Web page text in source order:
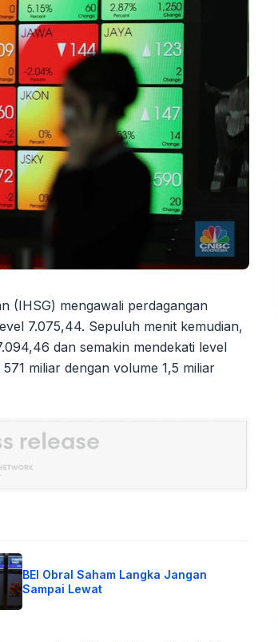
(IHSG) mengawali perdagangan
7.075,44. Sepuluh menit kemudian,
dan semakin mendekati level
miliar dengan volume 1,5 miliar
BEI Obral Saham Langka Jangan
Sampai Lewat